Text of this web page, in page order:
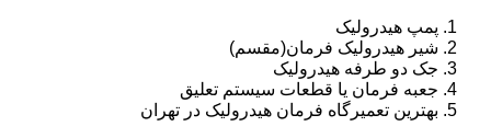
پمپ هیدرولیک
شیر هیدرولیک فرمان(مقسم)
جک دو طرفه هیدرولیک
جعبه فرمان یا قطعات سیستم تعلیق
بهترین تعمیرگاه فرمان هیدرولیک در تهران